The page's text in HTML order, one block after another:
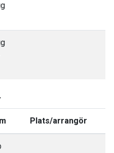
Plats/arrangör